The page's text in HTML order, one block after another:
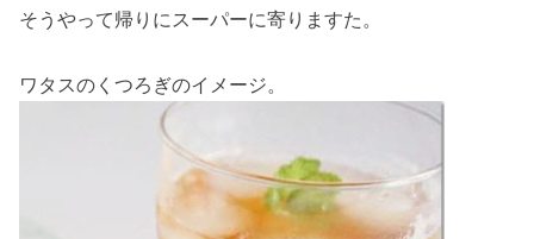
そうやって帰りにスーパーに寄りますた。
ワタスのくつろぎのイメージ。